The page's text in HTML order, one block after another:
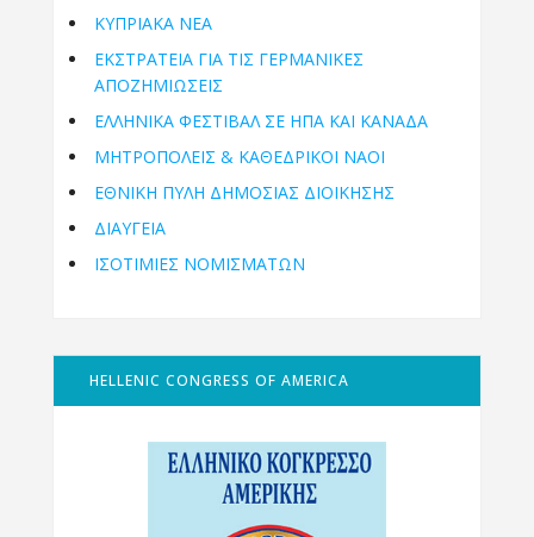
ΚΥΠΡΙΑΚΑ ΝΕΑ
ΕΚΣΤΡΑΤΕΙΑ ΓΙΑ ΤΙΣ ΓΕΡΜΑΝΙΚΕΣ
ΑΠΟΖΗΜΙΩΣΕΙΣ
ΕΛΛΗΝΙΚΆ ΦΕΣΤΙΒΆΛ ΣΕ ΗΠΑ ΚΑΙ ΚΑΝΑΔΑ
ΜΗΤΡΟΠΌΛΕΙΣ & ΚΑΘΕΔΡΙΚΟΊ ΝΑΟΊ
ΕΘΝΙΚΉ ΠΎΛΗ ΔΗΜΌΣΙΑΣ ΔΙΟΊΚΗΣΗΣ
ΔΙΑΥΓΕΙΑ
ΙΣΟΤΙΜΙΕΣ ΝΟΜΙΣΜΑΤΩΝ
HELLENIC CONGRESS OF AMERICA